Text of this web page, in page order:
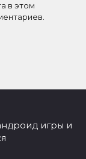
в этом
игры и